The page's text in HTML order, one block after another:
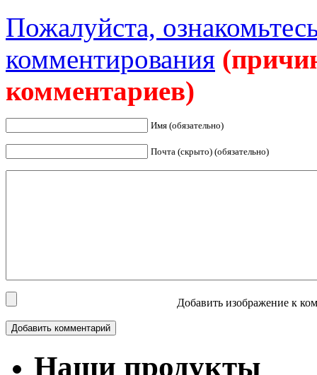
Пожалуйста,
комментирования
комментариев)
Имя (обязательно)
Почта (скрыто) (обязательно)
Добавить изображение к
Наши продукты